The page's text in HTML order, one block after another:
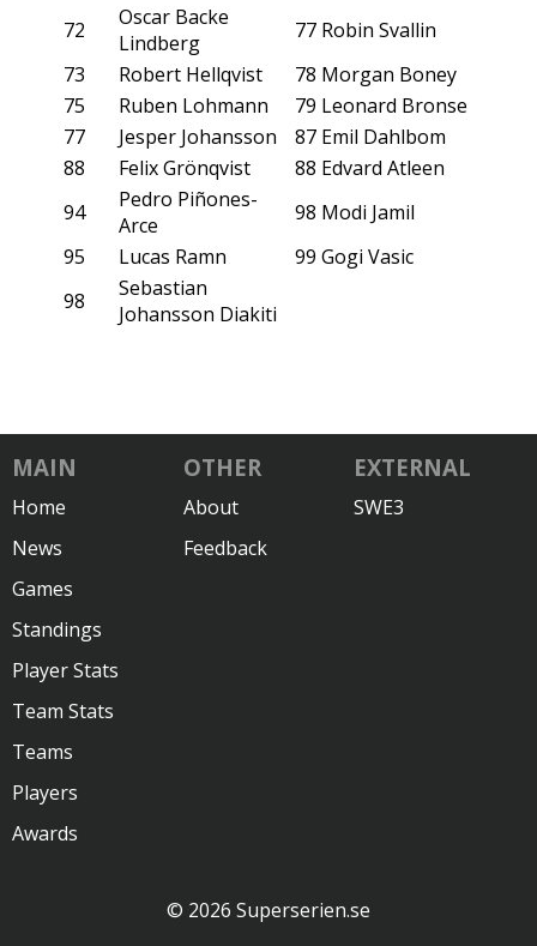
72
Oscar Backe
Lindberg
77 Robin Svallin
73
Robert Hellqvist 78 Morgan Boney
75
Ruben Lohmann 79 Leonard Bronse
77
Jesper Johansson 87 Emil Dahlbom
88
Felix Grönqvist 88 Edvard Atleen
94
Pedro Piñones-
Arce
98 Modi Jamil
95
Lucas Ramn 99 Gogi Vasic
98
Sebastian
Johansson Diakiti
MAIN
Home
News
Games
Standings
Player Stats
Team Stats
Teams
Players
Awards
OTHER
About
Feedback
EXTERNAL
SWE3
© 2026 Superserien.se